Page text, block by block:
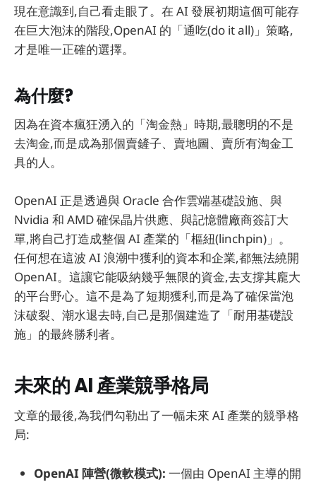
現在意識到,自己看走眼了。在 AI 發展初期這個可能存
在巨大泡沫的階段,OpenAI 的「通吃(do it all)」策略,
才是唯一正確的選擇。
為什麼?
因為在資本瘋狂湧入的「淘金熱」時期,最聰明的不是
去淘金,而是成為那個賣鏟子、賣地圖、賣所有淘金工
具的人。
OpenAI 正是透過與 Oracle 合作雲端基礎設施、與
Nvidia 和 AMD 確保晶片供應、與記憶體廠商簽訂大
單,將自己打造成整個 AI 產業的「樞紐(linchpin)」。
任何想在這波 AI 浪潮中獲利的資本和企業,都無法繞開
OpenAI。這讓它能吸納幾乎無限的資金,去支撐其龐大
的平台野心。這不是為了短期獲利,而是為了確保當泡
沫破裂、潮水退去時,自己是那個建造了「耐用基礎設
施」的最終勝利者。
未來的 AI 產業競爭格局
文章的最後,為我們勾勒出了一幅未來 AI 產業的競爭格
局:
OpenAI 陣營(微軟模式): 一個由 OpenAI 主導的開